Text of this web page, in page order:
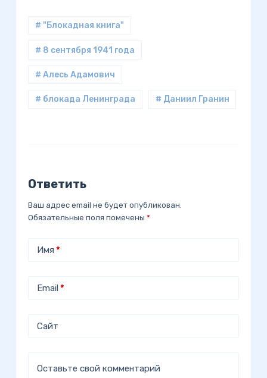
# "Блокадная книга"
# 8 сентября 1941 года
# Алесь Адамович
# блокада Ленинграда # Даниил Гранин
Ответить
Ваш адрес email не будет опубликован.
Обязательные поля помечены *
Имя *
Email*
Сайт
Оставьте свой комментарий